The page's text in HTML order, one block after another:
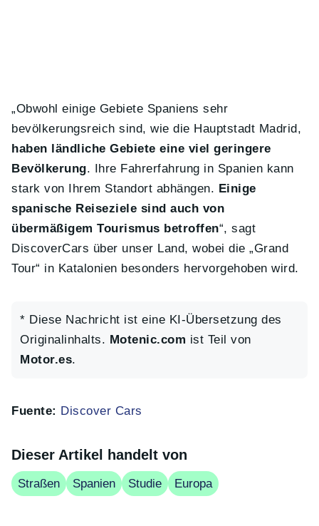
„Obwohl einige Gebiete Spaniens sehr
bevölkerungsreich sind, wie die Hauptstadt Madrid,
haben ländliche Gebiete eine viel geringere
Bevölkerung. Ihre Fahrerfahrung in Spanien kann
stark von Ihrem Standort abhängen. Einige
spanische Reiseziele sind auch von
übermäßigem Tourismus betroffen“, sagt
DiscoverCars über unser Land, wobei die „Grand
Tour“ in Katalonien besonders hervorgehoben wird.
* Diese Nachricht ist eine KI-Übersetzung des
Originalinhalts. Motenic.com ist Teil von
Motor.es.
Fuente: Discover Cars
Dieser Artikel handelt von
Straßen Spanien Studie Europa